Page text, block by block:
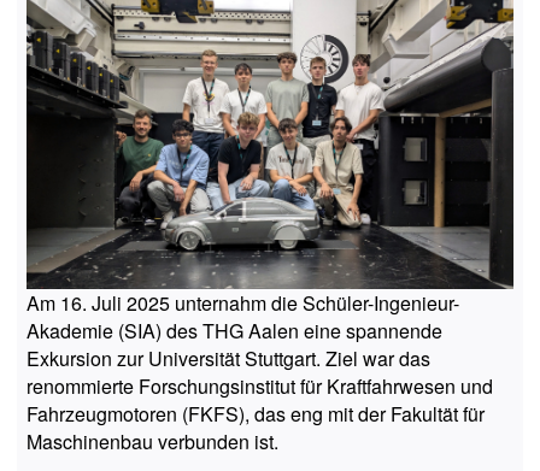
Am 16. Juli 2025 unternahm die Schüler-Ingenieur-
Akademie (SIA) des THG Aalen eine spannende
Exkursion zur Universität Stuttgart. Ziel war das
renommierte Forschungsinstitut für Kraftfahrwesen und
Fahrzeugmotoren (FKFS), das eng mit der Fakultät für
Maschinenbau verbunden ist.